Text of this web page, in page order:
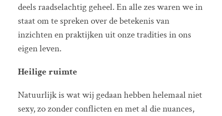
deels raadselachtig geheel. En alle zes waren we in
staat om te spreken over de betekenis van
inzichten en praktijken uit onze tradities in ons
eigen leven.
Heilige ruimte
Natuurlijk is wat wij gedaan hebben helemaal niet
sexy, zo zonder conflicten en met al die nuances,